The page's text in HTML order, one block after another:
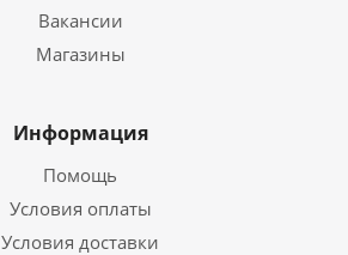
Вакансии
Магазины
Информация
Помощь
Условия оплаты
Условия доставки